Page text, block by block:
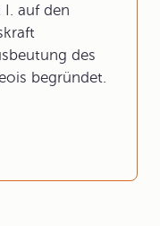
auf den
des
begründet.